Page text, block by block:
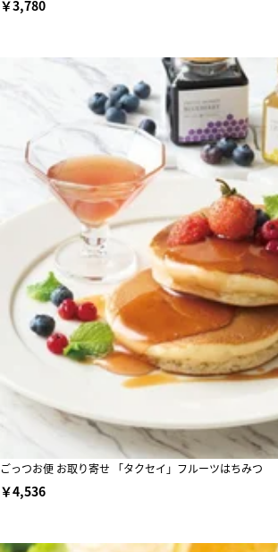
￥3,780
ごっつお便 お取り寄せ 「タクセイ」フルーツはちみつ
￥4,536